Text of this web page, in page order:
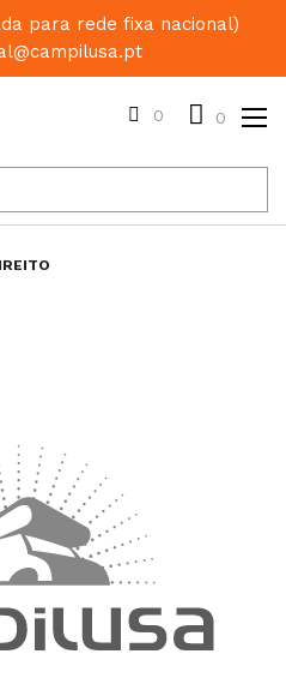
para rede fixa nacional)
0 0